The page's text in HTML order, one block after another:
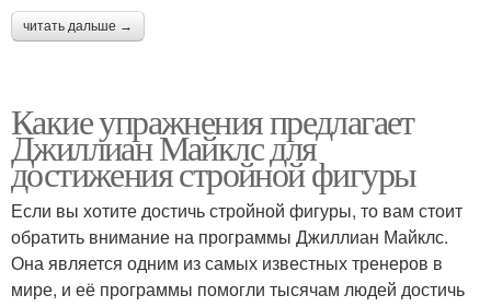
читать дальше →
Какие упражнения предлагает
Джиллиан Майклс для
достижения стройной фигуры
Если вы хотите достичь стройной фигуры, то вам стоит
обратить внимание на программы Джиллиан Майклс.
Она является одним из самых известных тренеров в
мире, и её программы помогли тысячам людей достичь